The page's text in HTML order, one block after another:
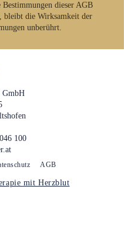
Bestimmungen dieser AGB
bleibt die Wirksamkeit der
unberührt.
GmbH
100
AGB
mit Herzblut